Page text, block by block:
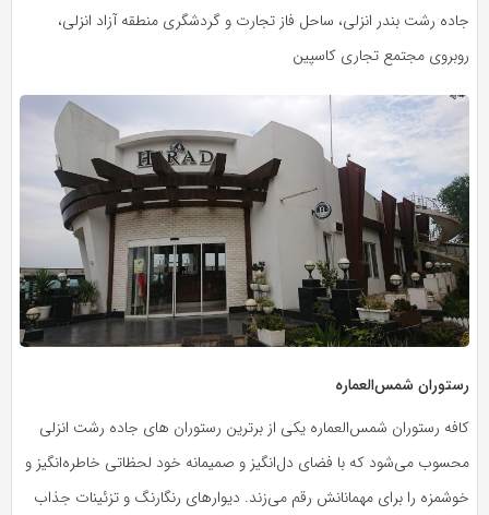
جاده رشت بندر انزلی، ساحل فاز تجارت و گردشگری منطقه آزاد انزلی،
روبروی مجتمع تجاری کاسپین
رستوران شمس‌العماره
کافه رستوران شمس‌العماره یکی از برترین رستوران های جاده رشت انزلی
محسوب می‌شود که با فضای دل‌انگیز و صمیمانه خود لحظاتی خاطره‌انگیز و
خوشمزه را برای مهمانانش رقم می‌زند. دیوارهای رنگارنگ و تزئینات جذاب